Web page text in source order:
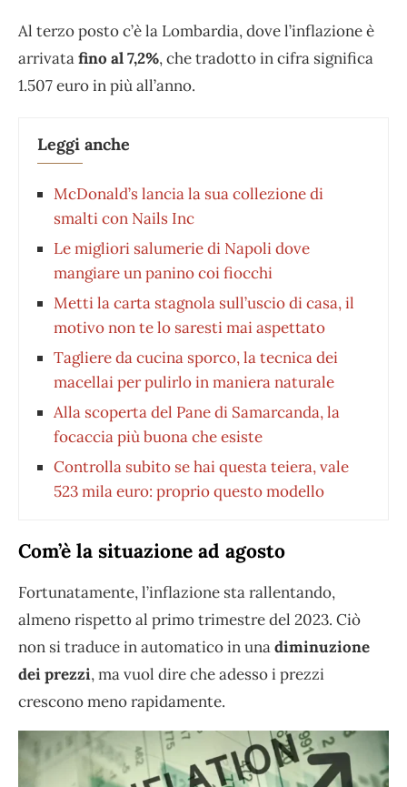
Al terzo posto c’è la Lombardia, dove l’inflazione è
arrivatafino al 7,2%, che tradotto in cifra significa
1.507 euro in più all’anno.
Leggi anche
McDonald’s lancia la sua collezione di
smalti con Nails Inc
Le migliori salumerie di Napoli dove
mangiare un panino coi fiocchi
Metti la carta stagnola sull’uscio di casa, il
motivo non te lo saresti mai aspettato
Tagliere da cucina sporco, la tecnica dei
macellai per pulirlo in maniera naturale
Alla scoperta del Pane di Samarcanda, la
focaccia più buona che esiste
Controlla subito se hai questa teiera, vale
523 mila euro: proprio questo modello
Com’è la situazione ad agosto
Fortunatamente, l’inflazione sta rallentando,
almeno rispetto al primo trimestre del 2023. Ciò
non si traduce in automatico in unadiminuzione
dei prezzi, ma vuol dire che adesso i prezzi
crescono meno rapidamente.